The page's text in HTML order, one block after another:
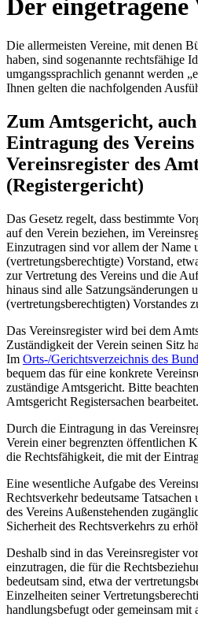
Der eingetragene
Die allermeisten Vereine, mit denen
haben, sind sogenannte rechtsfähige
umgangssprachlich genannt werden
Ihnen gelten die nachfolgenden
Zum Amtsgericht,
Eintragung des
Vereinsregister des
(Registergericht)
Das Gesetz regelt, dass bestimmte
auf den Verein beziehen, im
Einzutragen sind vor allem der Name
(vertretungsberechtigte) Vorstand,
zur Vertretung des Vereins und die
hinaus sind alle Satzungsänderungen
(vertretungsberechtigten) Vorstandes
Das Vereinsregister wird bei dem
Zuständigkeit der Verein seinen Sitz
Im Orts-/Gerichtsverzeichnis des
bequem das für eine konkrete
zuständige Amtsgericht. Bitte
Amtsgericht Registersachen bearbeitet.
Durch die Eintragung in das
Verein einer begrenzten öffentlichen
die Rechtsfähigkeit, die mit der
Eine wesentliche Aufgabe des
Rechtsverkehr bedeutsame
des Vereins Außenstehenden
Sicherheit des Rechtsverkehrs zu
Deshalb sind in das Vereinsregister
einzutragen, die für die
bedeutsam sind, etwa der
Einzelheiten seiner
handlungsbefugt oder gemeinsam mit